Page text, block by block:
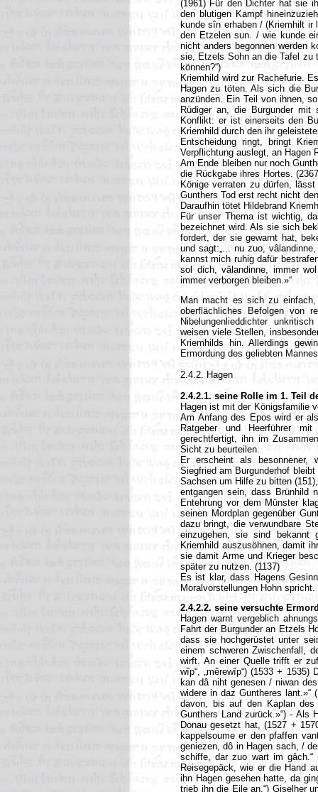
(1961) Für den Dichter hat sie
den blutigen Kampf
kunde sîn erhaben / (Kriemhilt
den Etzelen sun. / wie kunde
nicht anders begonnen werden
sie, Etzels Sohn an die Tafel zu
können?“)
Kriemhild wird zur Rachefurie.
Hagen zu töten. Als sich die
anzünden. Ein Teil von ihnen,
Rüdiger an, die Burgunder mit
Konflikt: er ist einerseits den
Kriemhild durch den ihr
Entscheidung ringt, bringt
Verpflichtung auslegt, an Hagen
Am Ende bleiben nur noch
die Rückgabe ihres Hortes.
Könige verraten zu dürfen,
Gunthers Tod erst recht nicht
Daraufhin tötet Hildebrand
Für unser Thema ist wichtig,
bezeichnet wird. Als sie sich
fordert, der sie gewarnt hat,
und sagt:„... nu zuo,
kannst mich ruhig dafür
sol dich, vâlandinne, immer
immer verborgen bleiben.»“
Man macht es sich zu
oberflächliches Befolgen von
Nibelungenlieddichter
weisen viele Stellen,
Kriemhilds hin. Allerdings
Ermordung des geliebten
2.4.2. Hagen
2.4.2.1. seine Rolle im 1. Teil
Hagen ist mit der Königsfamilie
Am Anfang des Epos wird er
Ratgeber und Heerführer
gerechtfertigt, ihn im
Sicht zu beurteilen.
Er erscheint als besonnener,
Siegfried am Burgunderhof
Sachsen um Hilfe zu bitten
entgangen sein, dass Brünhild
Entehrung vor dem Münster
seinen Mordplan gegenüber
dazu bringt, die verwundbare
einzugehen, sie sind bekannt
Kriemhild auszusöhnen, damit
sie damit Arme und Krieger
später zu nutzen. (1137)
Es ist klar, dass Hagens
Moralvorstellungen Hohn spricht.
2.4.2.2. seine versuchte
Hagen warnt vergeblich
Fahrt der Burgunder an Etzels
dass sie hochgerüstet unter
einem schweren Zwischenfall,
wirft. An einer Quelle trifft er
wîp“, „mêrewîp“) (1533 +
kan dâ niht genesen / niwan
widere in daz Guntheres
davon, bis auf den Kaplan
Gunthers Land zurück.»“) - Als
Donau gesetzt hat, (1527 +
kappelsoume er den pfaffen
geniezen, dô in Hagen sach, /
schiffe, dar zuo wart im gâch.“
Reisegepäck, wie er die Hand
ihn Hagen gesehen hatte, da
trieb ihn die Eile an.“) Giselher